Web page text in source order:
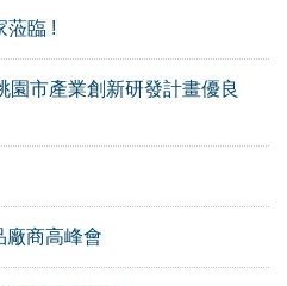
蒞臨 !
園市產業創新研發計畫優良
廠商高峰會